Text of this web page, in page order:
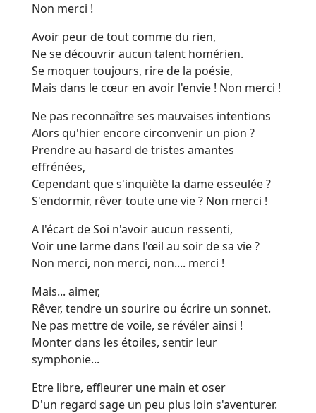
Non merci !
Avoir peur de tout comme du rien,
Ne se découvrir aucun talent homérien.
Se moquer toujours, rire de la poésie,
Mais dans le cœur en avoir l'envie ! Non merci !
Ne pas reconnaître ses mauvaises intentions
Alors qu'hier encore circonvenir un pion ?
Prendre au hasard de tristes amantes
effrénées,
Cependant que s'inquiète la dame esseulée ?
S'endormir, rêver toute une vie ? Non merci !
A l'écart de Soi n'avoir aucun ressenti,
Voir une larme dans l'œil au soir de sa vie ?
Non merci, non merci, non.... merci !
Mais... aimer,
Rêver, tendre un sourire ou écrire un sonnet.
Ne pas mettre de voile, se révéler ainsi !
Monter dans les étoiles, sentir leur
symphonie...
Etre libre, effleurer une main et oser
D'un regard sage un peu plus loin s'aventurer.